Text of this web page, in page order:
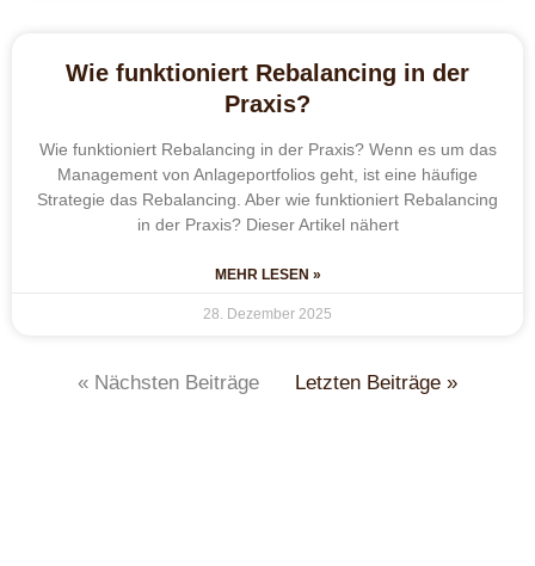
Wie funktioniert Rebalancing in der
Praxis?
Wie funktioniert Rebalancing in der Praxis? Wenn es um das
Management von Anlageportfolios geht, ist eine häufige
Strategie das Rebalancing. Aber wie funktioniert Rebalancing
in der Praxis? Dieser Artikel nähert
MEHR LESEN »
28. Dezember 2025
« Nächsten Beiträge Letzten Beiträge »